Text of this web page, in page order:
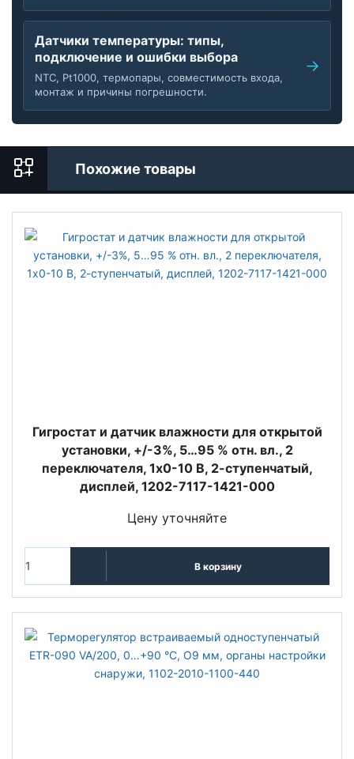
Датчики температуры: типы,
подключение и ошибки выбора
NTC, Pt1000, термопары, совместимость входа,
монтаж и причины погрешности.
Похожие товары
Гигростат и датчик влажности для открытой
установки, +/-3%, 5…95 % отн. вл., 2
переключателя, 1x0-10 В, 2-ступенчатый,
дисплей, 1202-7117-1421-000
Цену уточняйте
В корзину